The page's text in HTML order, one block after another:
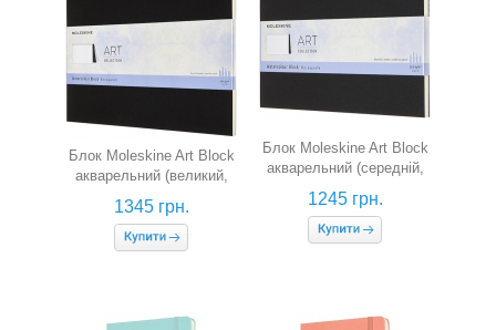
Блок Moleskine Art Block
акварельний (великий,
чорний)
1345 грн.
Блок Moleskine Art Block
акварельний (середній,
чорний)
1245 грн.